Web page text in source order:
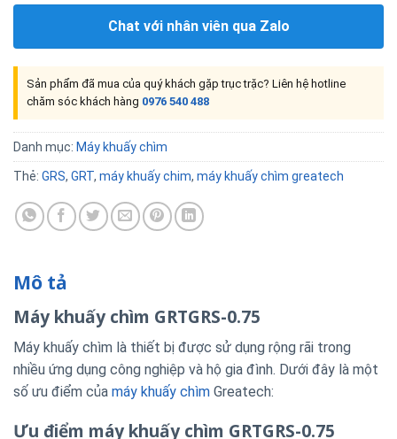
Chat với nhân viên qua Zalo
Sản phẩm đã mua của quý khách gặp trục trặc? Liên hệ hotline
chăm sóc khách hàng 0976 540 488
Danh mục: Máy khuấy chìm
Thẻ: GRS, GRT, máy khuấy chim, máy khuấy chìm greatech
Mô tả
Máy khuấy chìm GRTGRS-0.75
Máy khuấy chìm là thiết bị được sử dụng rộng rãi trong
nhiều ứng dụng công nghiệp và hộ gia đình. Dưới đây là một
số ưu điểm của máy khuấy chìm Greatech:
Ưu điểm máy khuấy chìm GRTGRS-0.75